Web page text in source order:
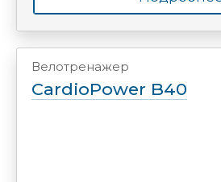
Велотренажер
CardioPower B40